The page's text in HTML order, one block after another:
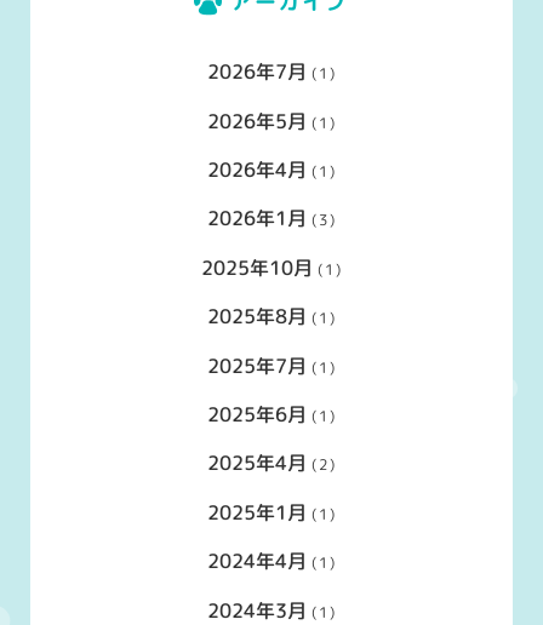
2026年7月 (1)
2026年5月 (1)
2026年4月 (1)
2026年1月 (3)
2025年10月 (1)
2025年8月 (1)
2025年7月 (1)
2025年6月 (1)
2025年4月 (2)
2025年1月 (1)
2024年4月 (1)
2024年3月 (1)